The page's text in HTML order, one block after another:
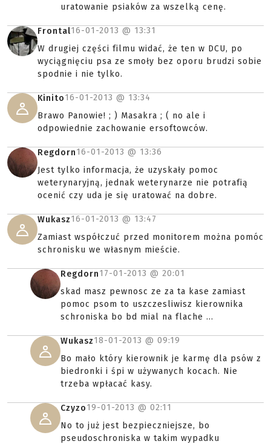
uratowanie psiaków za wszelką cenę.
Frontal16-01-2013 @ 13:31
W drugiej części filmu widać, że ten w DCU, po
wyciągnięciu psa ze smoły bez oporu brudzi sobie
spodnie i nie tylko.
Kinito16-01-2013 @ 13:34
Brawo Panowie! ; ) Masakra ; ( no ale i
odpowiednie zachowanie ersoftowców.
Regdorn16-01-2013 @ 13:36
Jest tylko informacja, że uzyskały pomoc
weterynaryjną, jednak weterynarze nie potrafią
ocenić czy uda je się uratować na dobre.
Wukasz16-01-2013 @ 13:47
Zamiast współczuć przed monitorem można pomóc
schronisku we własnym mieście.
Regdorn17-01-2013 @ 20:01
skad masz pewnosc ze za ta kase zamiast
pomoc psom to uszczesliwisz kierownika
schroniska bo bd mial na flache ...
Wukasz18-01-2013 @ 09:19
Bo mało który kierownik je karmę dla psów z
biedronki i śpi w używanych kocach. Nie
trzeba wpłacać kasy.
Czyzo19-01-2013 @ 02:11
No to już jest bezpieczniejsze, bo
pseudoschroniska w takim wypadku